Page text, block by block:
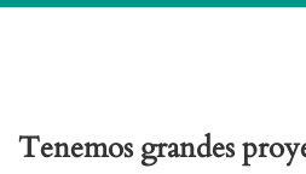
Tenemos grandes